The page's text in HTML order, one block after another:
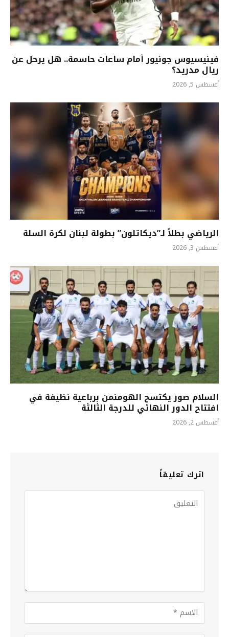
فينيسيوس جونيور أمام ساعات حاسمة.. هل يرحل عن
ريال مدريد؟
أغسطس 5, 2026
الرياضي بطلاً لـ”ديكاتلون” بطولة لبنان لكرة السلة
أغسطس 3, 2026
السلام صور يكتسح الهومنمن برباعية نظيفة في
افتتاح الدور النهائي للدرجة الثالثة
أغسطس 2, 2026
اترك تعليقاً